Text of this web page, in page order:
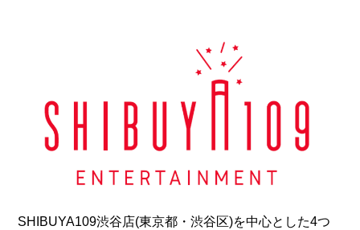
SHIBUYA109渋谷店(東京都・渋谷区)を中心とした4つ